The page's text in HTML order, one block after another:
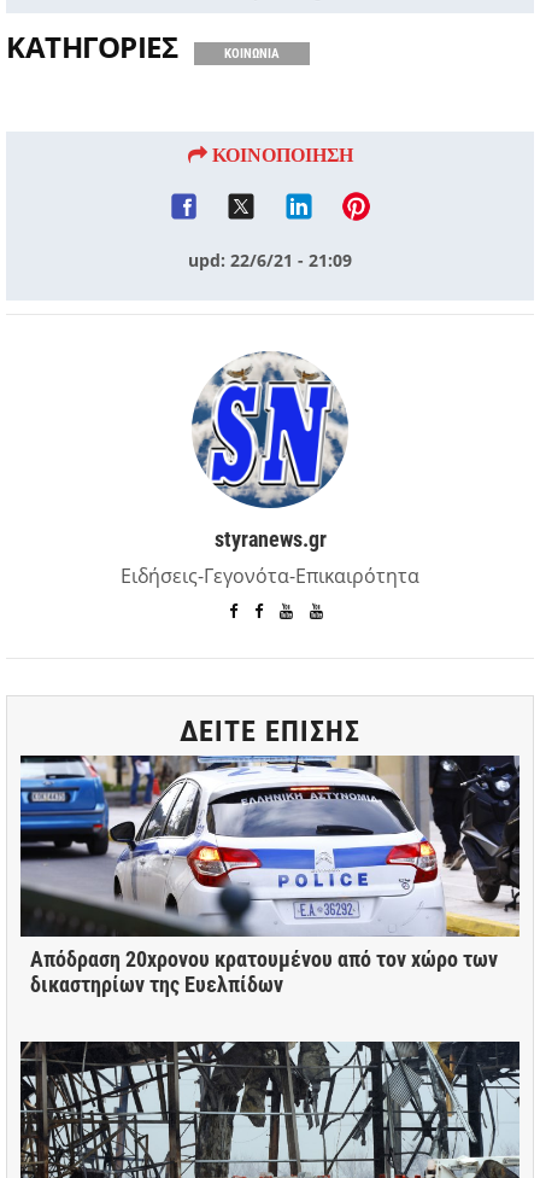
ΚΑΤΗΓΟΡΙΕΣ ΚΟΙΝΩΝΙΑ
ΚΟΙΝΟΠΟΙΗΣΗ
upd: 22/6/21 - 21:09
styranews.gr
Ειδήσεις-Γεγονότα-Επικαιρότητα
ΔΕΙΤΕ ΕΠΙΣΗΣ
Απόδραση 20χρονου κρατουμένου από τον χώρο των
δικαστηρίων της Ευελπίδων